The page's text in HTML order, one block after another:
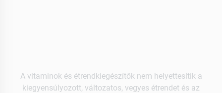
A vitaminok és étrendkiegészítők nem helyettesítik a
kiegyensúlyozott, változatos, vegyes étrendet és az